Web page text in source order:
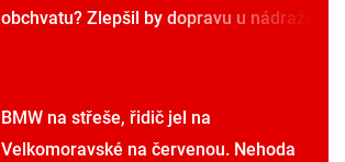
obchvatu? Zlepšil by dopravu u nádraží
BMW na střeše, řidič jel na
Velkomoravské na červenou. Nehoda